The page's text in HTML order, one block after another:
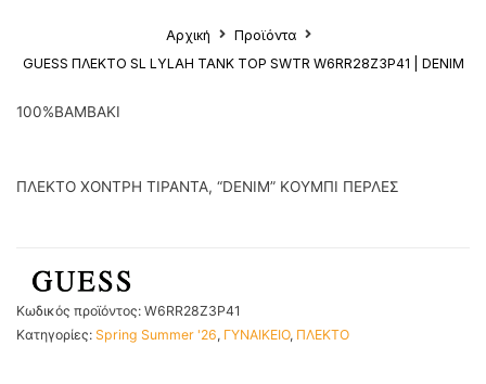
Αρχική
Προϊόντα
GUESS ΠΛΕΚΤΟ SL LYLAH TANK TOP SWTR W6RR28Z3P41 | DENIM
100%ΒΑΜΒΑΚΙ
ΠΛΕΚΤΟ ΧΟΝΤΡΗ ΤΙΡΑΝΤΑ, “DΕΝΙΜ” KOYMΠΙ ΠΕΡΛΕΣ
Κωδικός προϊόντος: W6RR28Z3P41
Κατηγορίες: Spring Summer '26, ΓΥΝΑΙΚΕΙΟ, ΠΛΕΚΤΟ